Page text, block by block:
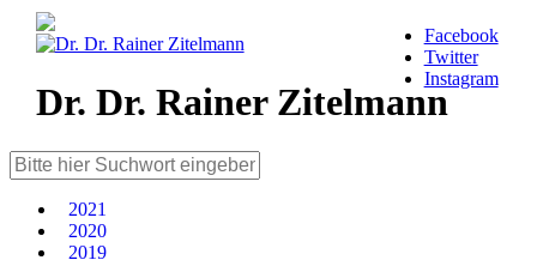
Dr. Dr. Rainer Zitelmann
Facebook
Twitter
Instagram
2021
2020
2019